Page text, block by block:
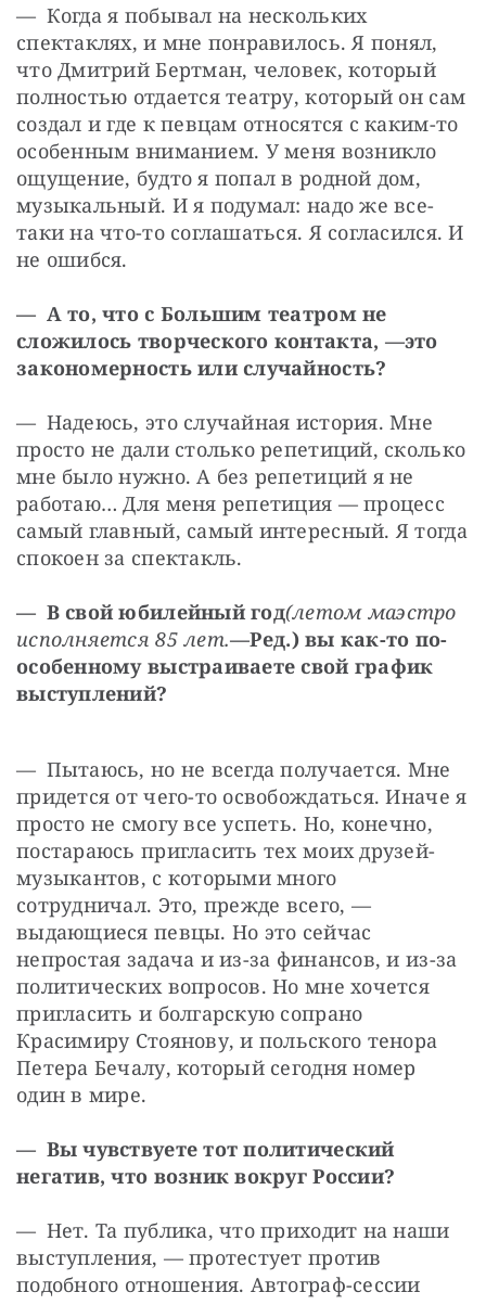
— Когда я побывал на нескольких
спектаклях, и мне понравилось. Я понял,
что Дмитрий Бертман, человек, который
полностью отдается театру, который он сам
создал и где к певцам относятся с каким-то
особенным вниманием. У меня возникло
ощущение, будто я попал в родной дом,
музыкальный. И я подумал: надо же все-
таки на что-то соглашаться. Я согласился. И
не ошибся.
— А то, что с Большим театром не
сложилось творческого контакта, —это
закономерность или случайность?
— Надеюсь, это случайная история. Мне
просто не дали столько репетиций, сколько
мне было нужно. А без репетиций я не
работаю… Для меня репетиция — ​процесс
самый главный, самый интересный. Я тогда
спокоен за спектакль.
— В свой юбилейный год(летом маэстро
исполняется 85 лет.—Ред.) вы как-то по-
особенному выстраиваете свой график
выступлений?
— Пытаюсь, но не всегда получается. Мне
придется от чего-то освобождаться. Иначе я
просто не смогу все успеть. Но, конечно,
постараюсь пригласить тех моих друзей-
музыкантов, с которыми много
сотрудничал. Это, прежде всего, — ​
выдающиеся певцы. Но это сейчас
непростая задача и из-за финансов, и из-за
политических вопросов. Но мне хочется
пригласить и болгарскую сопрано
Красимиру Стоянову, и польского тенора
Петера Бечалу, который сегодня номер
один в мире.
— Вы чувствуете тот политический
негатив, что возник вокруг России?
— Нет. Та публика, что приходит на наши
выступления, — ​протестует против
подобного отношения. Автограф-сессии